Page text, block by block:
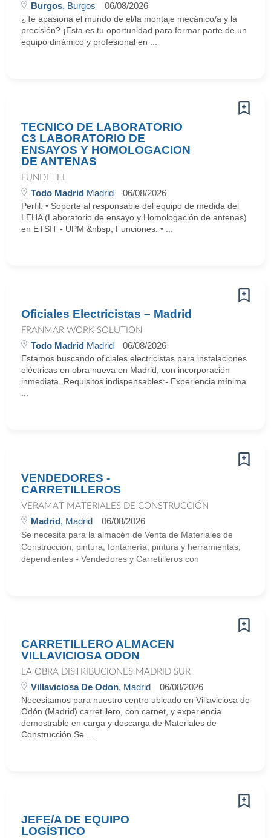
Burgos, Burgos 06/08/2026
¿Te apasiona el mundo de el/la montaje mecánico/a y la
precisión? ¡Esta es tu oportunidad para formar parte de un
equipo dinámico y profesional en ...
TECNICO DE LABORATORIO
C3 LABORATORIO DE
ENSAYOS Y HOMOLOGACION
DE ANTENAS
FUNDETEL
Todo Madrid Madrid 06/08/2026
Perfil: • Soporte al responsable del equipo de medida del
LEHA (Laboratorio de ensayo y Homologación de antenas)
en ETSIT - UPM &nbsp; Funciones: • ...
Oficiales Electricistas – Madrid
FRANMAR WORK SOLUTION
Todo Madrid Madrid 06/08/2026
Estamos buscando oficiales electricistas para instalaciones
eléctricas en obra nueva en Madrid, con incorporación
inmediata. Requisitos indispensables:- Experiencia mínima
VENDEDORES -
CARRETILLEROS
VERAMAT MATERIALES DE CONSTRUCCIÓN
Madrid, Madrid 06/08/2026
Se necesita para la almacén de Venta de Materiales de
Construcción, pintura, fontanería, pintura y herramientas,
dependientes - Vendedores y Carretilleros con
CARRETILLERO ALMACEN
VILLAVICIOSA ODON
LA OBRA DISTRIBUCIONES MADRID SUR
Villaviciosa De Odon, Madrid 06/08/2026
Necesitamos para nuestro centro ubicado en Villaviciosa de
Odón (Madrid) carretillero, con carnet, y experiencia
demostrable en carga y descarga de Materiales de
Construcción.Se ...
JEFE/A DE EQUIPO
LOGÍSTICO